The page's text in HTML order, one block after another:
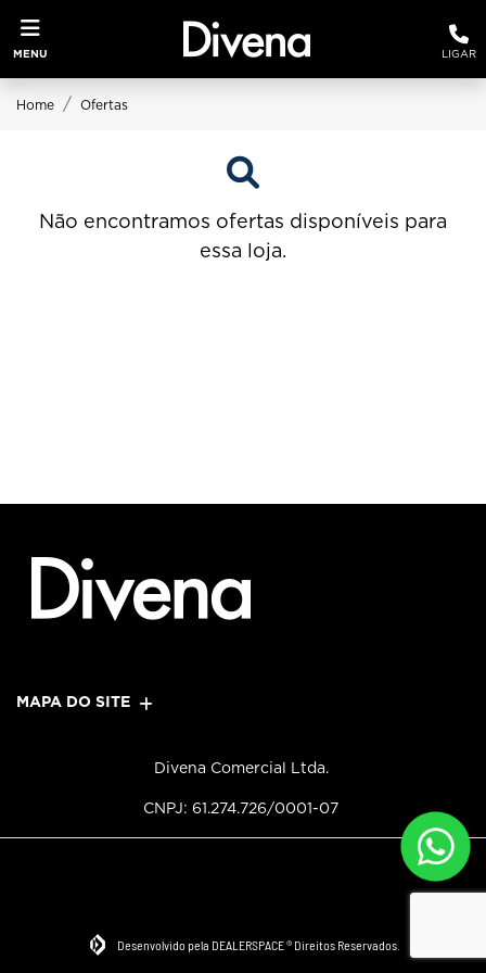
MENU LIGAR
Home Ofertas
Não encontramos ofertas disponíveis para
essa loja.
MAPA DO SITE
Divena Comercial Ltda.
CNPJ: 61.274.726/0001-07
Desenvolvido pela DEALERSPACE ® Direitos Reservados.